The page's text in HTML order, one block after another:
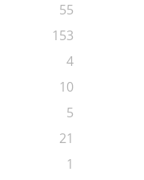
55
153
4
10
5
21
1